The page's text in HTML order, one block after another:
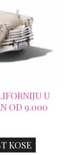
U
OD 9.000
KOSE